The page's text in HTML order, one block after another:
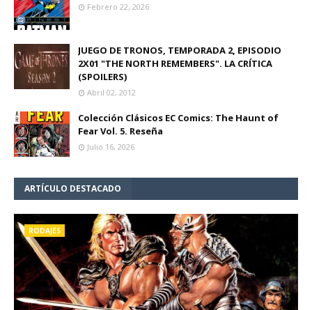
Febrero 22, 2026
JUEGO DE TRONOS, TEMPORADA 2, EPISODIO
2X01 "THE NORTH REMEMBERS". LA CRÍTICA
(SPOILERS)
Abril 02, 2012
Colección Clásicos EC Comics: The Haunt of
Fear Vol. 5. Reseña
Julio 16, 2026
ARTÍCULO DESTACADO
RODAJES